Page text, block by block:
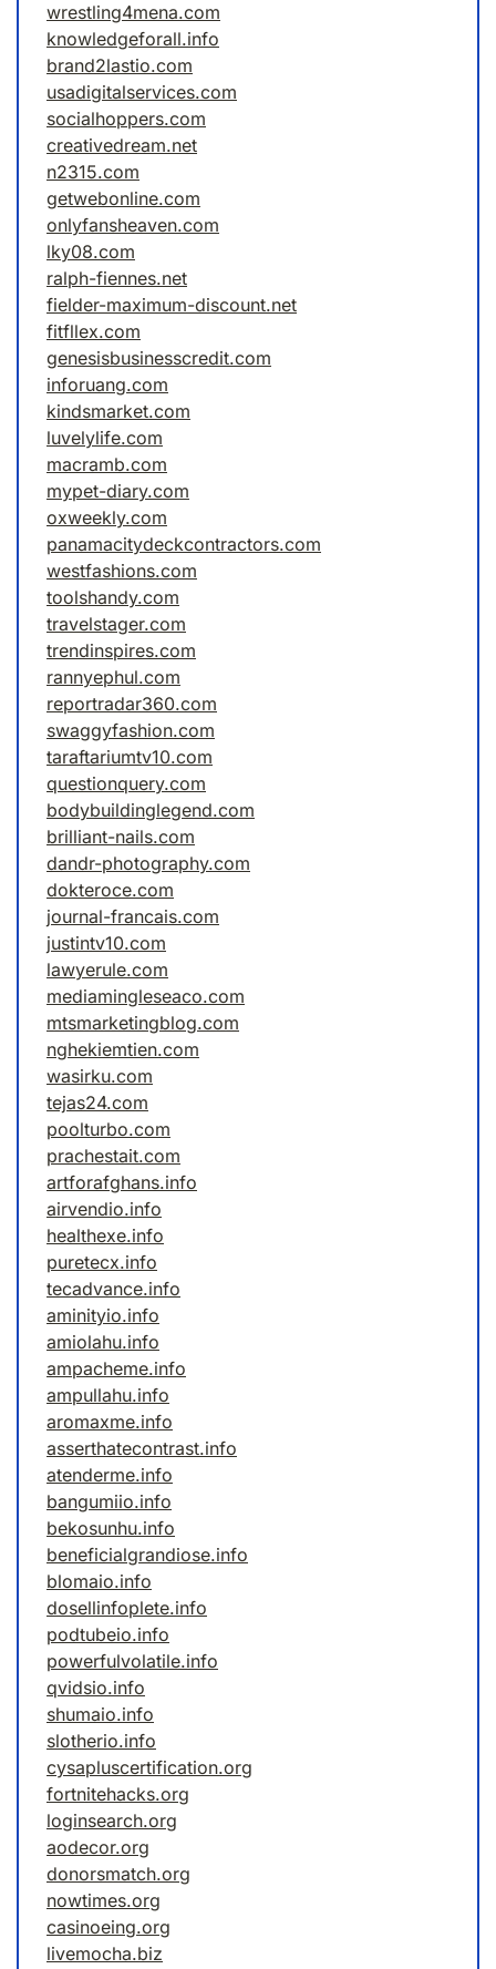
wrestling4mena.com
knowledgeforall.info
brand2lastio.com
usadigitalservices.com
socialhoppers.com
creativedream.net
n2315.com
getwebonline.com
onlyfansheaven.com
lky08.com
ralph-fiennes.net
fielder-maximum-discount.net
fitfllex.com
genesisbusinesscredit.com
inforuang.com
kindsmarket.com
luvelylife.com
macramb.com
mypet-diary.com
oxweekly.com
panamacitydeckcontractors.com
westfashions.com
toolshandy.com
travelstager.com
trendinspires.com
rannyephul.com
reportradar360.com
swaggyfashion.com
taraftariumtv10.com
questionquery.com
bodybuildinglegend.com
brilliant-nails.com
dandr-photography.com
dokteroce.com
journal-francais.com
justintv10.com
lawyerule.com
mediamingleseaco.com
mtsmarketingblog.com
nghekiemtien.com
wasirku.com
tejas24.com
poolturbo.com
prachestait.com
artforafghans.info
airvendio.info
healthexe.info
puretecx.info
tecadvance.info
aminityio.info
amiolahu.info
ampacheme.info
ampullahu.info
aromaxme.info
asserthatecontrast.info
atenderme.info
bangumiio.info
bekosunhu.info
beneficialgrandiose.info
blomaio.info
dosellinfoplete.info
podtubeio.info
powerfulvolatile.info
qvidsio.info
shumaio.info
slotherio.info
cysapluscertification.org
fortnitehacks.org
loginsearch.org
aodecor.org
donorsmatch.org
nowtimes.org
casinoeing.org
livemocha.biz